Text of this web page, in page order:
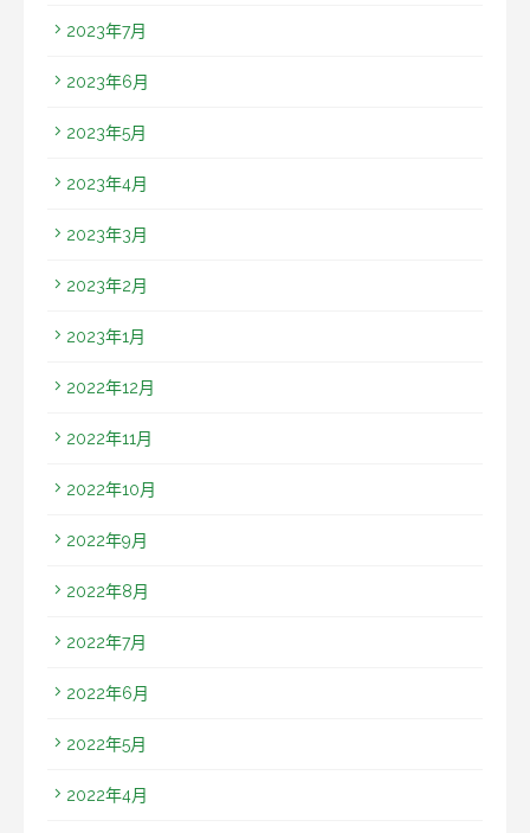
2023年7月
2023年6月
2023年5月
2023年4月
2023年3月
2023年2月
2023年1月
2022年12月
2022年11月
2022年10月
2022年9月
2022年8月
2022年7月
2022年6月
2022年5月
2022年4月